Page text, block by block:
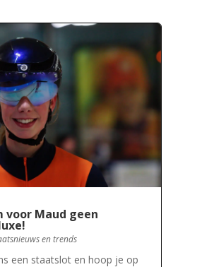
voor Maud geen
en trends
een staatslot en hoop je op